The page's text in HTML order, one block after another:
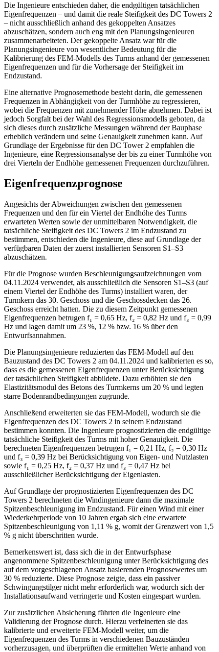
Die Ingenieure entschieden daher, die endgültigen tatsächlichen
Eigenfrequenzen – und damit die reale Steifigkeit des DC Towers 2
– nicht ausschließlich anhand des gekoppelten Ansatzes
abzuschätzen, sondern auch eng mit den Planungsingenieuren
zusammenarbeiteten. Der gekoppelte Ansatz war für die
Planungsingenieure von wesentlicher Bedeutung für die
Kalibrierung des FEM-Modells des Turms anhand der gemessenen
Eigenfrequenzen und für die Vorhersage der Steifigkeit im
Endzustand.
Eine alternative Prognosemethode besteht darin, die gemessenen
Frequenzen in Abhängigkeit von der Turmhöhe zu regressieren,
wobei die Frequenzen mit zunehmender Höhe abnehmen. Dabei ist
jedoch Sorgfalt bei der Wahl des Regressionsmodells geboten, da
sich dieses durch zusätzliche Messungen während der Bauphase
erheblich verändern und seine Genauigkeit zunehmen kann. Auf
Grundlage der Ergebnisse für den DC Tower 2 empfahlen die
Ingenieure, eine Regressionsanalyse der bis zu einer Turmhöhe von
drei Vierteln der Endhöhe gemessenen Frequenzen durchzuführen.
Eigenfrequenzprognose
Angesichts der Abweichungen zwischen den gemessenen
Frequenzen und den für ein Viertel der Endhöhe des Turms
erwarteten Werten sowie der unmittelbaren Notwendigkeit, die
tatsächliche Steifigkeit des DC Towers 2 im Endzustand zu
bestimmen, entschieden die Ingenieure, diese auf Grundlage der
verfügbaren Daten der zuerst installierten Sensoren S1–S3
abzuschätzen.
Für die Prognose wurden Beschleunigungsaufzeichnungen vom
04.11.2024 verwendet, als ausschließlich die Sensoren S1–S3 (auf
einem Viertel der Endhöhe des Turms) installiert waren, der
Turmkern das 30. Geschoss und die Geschossdecken das 26.
Geschoss erreicht hatten. Die zu diesem Zeitpunkt gemessenen
Eigenfrequenzen betrugen f₁ = 0,65 Hz, f₂ = 0,82 Hz und f₃ = 0,99
Hz und lagen damit um 23 %, 12 % bzw. 16 % über den
Entwurfsannahmen.
Die Planungsingenieure reduzierten das FEM-Modell auf den
Bauzustand des DC Towers 2 am 04.11.2024 und kalibrierten es so,
dass es die gemessenen Eigenfrequenzen unter Berücksichtigung
der tatsächlichen Steifigkeit abbildete. Dazu erhöhten sie den
Elastizitätsmodul des Betons des Turmkerns um 20 % und legten
starre Bodenrandbedingungen zugrunde.
Anschließend erweiterten sie das FEM-Modell, wodurch sie die
Eigenfrequenzen des DC Towers 2 in seinem Endzustand
bestimmen konnten. Die Ingenieure prognostizierten die endgültige
tatsächliche Steifigkeit des Turms mit hoher Genauigkeit. Die
berechneten Eigenfrequenzen betrugen f₁ = 0,21 Hz, f₂ = 0,30 Hz
und f₃ = 0,39 Hz bei Berücksichtigung von Eigen- und Nutzlasten
sowie f₁ = 0,25 Hz, f₂ = 0,37 Hz und f₃ = 0,47 Hz bei
ausschließlicher Berücksichtigung der Eigenlasten.
Auf Grundlage der prognostizierten Eigenfrequenzen des DC
Towers 2 berechneten die Windingenieure dann die maximale
Spitzenbeschleunigung im Endzustand. Für einen Wind mit einer
Wiederkehrperiode von 10 Jahren ergab sich eine erwartete
Spitzenbeschleunigung von 1,11 % g, womit der Grenzwert von 1,5
% g nicht überschritten wurde.
Bemerkenswert ist, dass sich die in der Entwurfsphase
angenommene Spitzenbeschleunigung unter Berücksichtigung des
auf dem vorgeschlagenen Ansatz basierenden Prognosewertes um
30 % reduzierte. Diese Prognose zeigte, dass ein passiver
Schwingungstilger nicht mehr erforderlich war, wodurch sich der
Installationsaufwand verringerte und Kosten eingespart wurden.
Zur zusätzlichen Absicherung führten die Ingenieure eine
Validierung der Prognose durch. Hierzu verfeinerten sie das
kalibrierte und erweiterte FEM-Modell weiter, um die
Eigenfrequenzen des Turms in verschiedenen Bauzuständen
vorherzusagen, und überprüften die ermittelten Werte anhand von